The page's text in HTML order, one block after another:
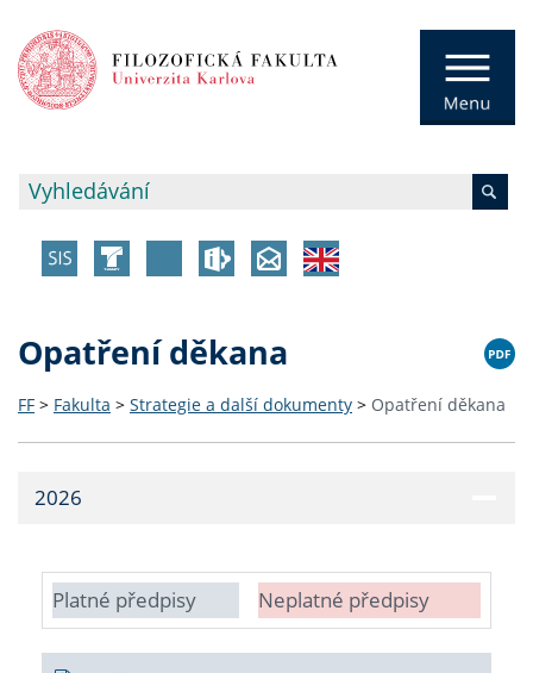
Opatření děkana
FF > Fakulta > Strategie a další dokumenty > Opatření děkana
2026
Platné předpisy Neplatné předpisy